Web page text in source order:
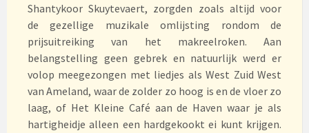
Shantykoor Skuytevaert, zorgden zoals altijd voor
de gezellige muzikale omlijsting rondom de
prijsuitreiking van het makreelroken. Aan
belangstelling geen gebrek en natuurlijk werd er
volop meegezongen met liedjes als West Zuid West
van Ameland, waar de zolder zo hoog is en de vloer zo
laag, of Het Kleine Café aan de Haven waar je als
hartigheidje alleen een hardgekookt ei kunt krijgen.